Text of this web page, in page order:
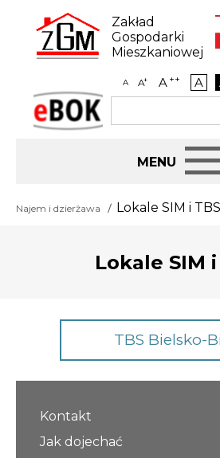
content
Zakład
Gospodarki
Mieszkaniowej
A A+ A++ A
eBOK
Search
Najem i
Opłaty i
Remonty
Najem i dzierżawa Lokale SIM i TBS
Lokale SIM i
TBS Bielsko-
Kontakt
Jak dojechać